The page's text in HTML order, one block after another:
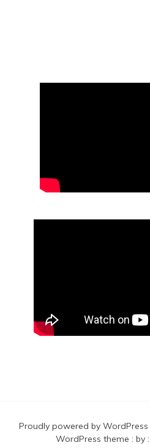
Proudly powered by WordPress
WordPress theme : by :